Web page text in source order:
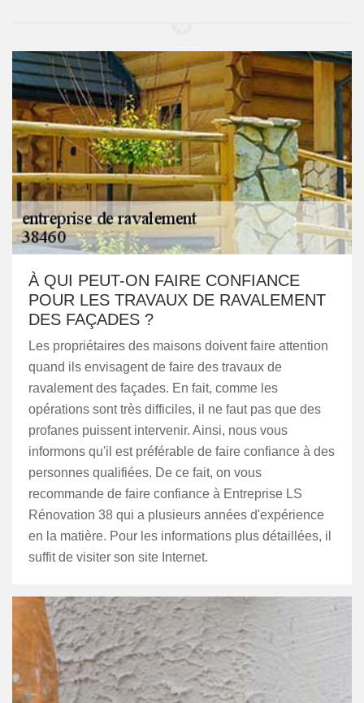
À QUI PEUT-ON FAIRE CONFIANCE
POUR LES TRAVAUX DE RAVALEMENT
DES FAÇADES ?
Les propriétaires des maisons doivent faire attention
quand ils envisagent de faire des travaux de
ravalement des façades. En fait, comme les
opérations sont très difficiles, il ne faut pas que des
profanes puissent intervenir. Ainsi, nous vous
informons qu'il est préférable de faire confiance à des
personnes qualifiées. De ce fait, on vous
recommande de faire confiance à Entreprise LS
Rénovation 38 qui a plusieurs années d'expérience
en la matière. Pour les informations plus détaillées, il
suffit de visiter son site Internet.